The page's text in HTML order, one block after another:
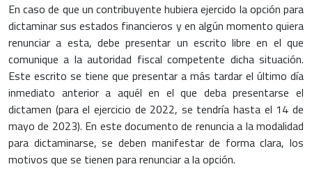
En caso de que un contribuyente hubiera ejercido la opción para
dictaminar sus estados financieros y en algún momento quiera
renunciar a esta, debe presentar un escrito libre en el que
comunique a la autoridad fiscal competente dicha situación.
Este escrito se tiene que presentar a más tardar el último día
inmediato anterior a aquél en el que deba presentarse el
dictamen (para el ejercicio de 2022, se tendría hasta el 14 de
mayo de 2023). En este documento de renuncia a la modalidad
para dictaminarse, se deben manifestar de forma clara, los
motivos que se tienen para renunciar a la opción.